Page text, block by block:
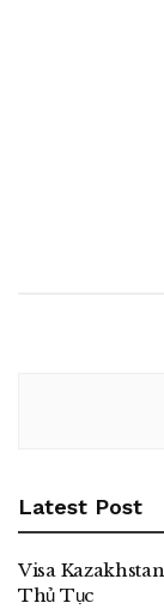
Latest Post
Visa
Thủ Tục